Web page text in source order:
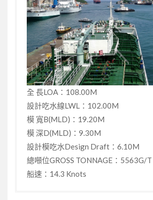
全 長LOA：108.00M
設計吃水線LWL：102.00M
模 寬B(MLD)：19.20M
模 深D(MLD)：9.30M
設計模吃水Design Draft：6.10M
總噸位GROSS TONNAGE：5563G/T
船速：14.3 Knots